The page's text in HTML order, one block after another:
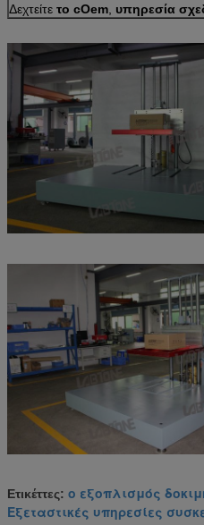
Δεχτείτε το cOem υπηρεσία
Ετικέττες: ο εξοπλισμός
Εξεταστικές υπηρεσίες